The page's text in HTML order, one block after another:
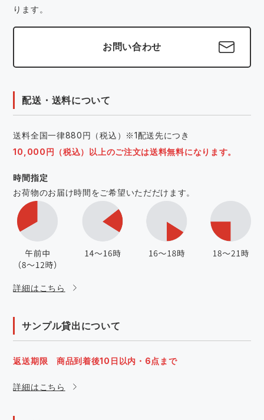
ります。
お問い合わせ
配送・送料について
送料全国一律880円（税込）※1配送先につき
10,000円（税込）以上のご注文は送料無料になります。
時間指定
お荷物のお届け時間をご希望いただだけます。
詳細はこちら
サンプル貸出について
返送期限 商品到着後10日以内・6点まで
詳細はこちら